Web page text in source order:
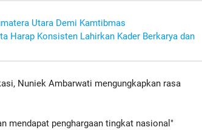
Utara Demi Kamtibmas
Harap Konsisten Lahirkan Kader Berkarya dan
Nuniek Ambarwati mengungkapkan rasa
mendapat penghargaan tingkat nasional"